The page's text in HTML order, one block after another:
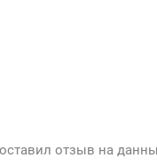
отзыв на